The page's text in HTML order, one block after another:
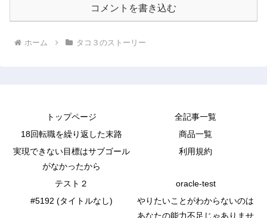
コメントを書き込む
ホーム タコ３のストーリー
トップページ
全記事一覧
18回転職を繰り返した末路
商品一覧
実現できない目標はサブゴール
がなかったから
利用規約
テスト２
oracle-test
#5192 (タイトルなし)
やりたいことがわからないのは
あなたの能力不足じゃありませ